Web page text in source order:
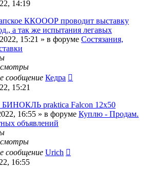
14:19
ККОООР проводит выставку
а так же испытания легавых
15:21 » в форуме Состязания,
сообщение Кедра
15:21
БИНОКЛЬ praktica Falcon 12х50
16:55 » в форуме Куплю - Продам.
объявлений
сообщение Urich
16:55